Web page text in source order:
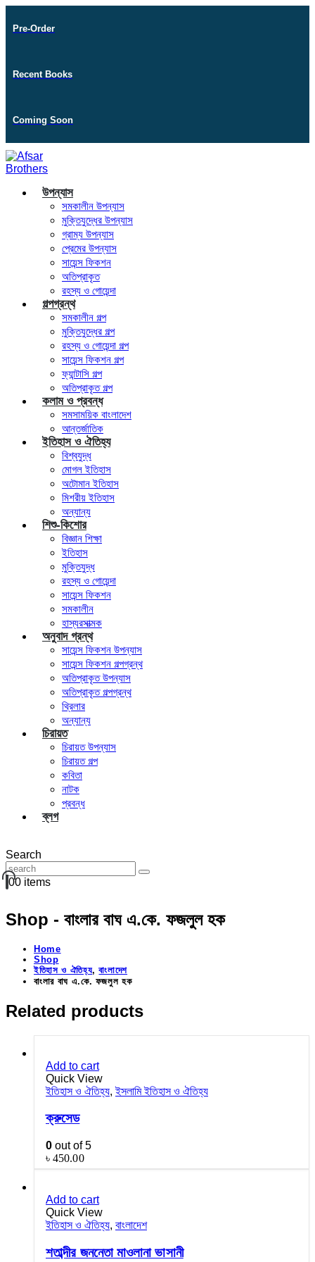
Pre-Order
Recent Books
Coming Soon
উপন্যাস
সমকালীন উপন্যাস
মুক্তিযুদ্ধের উপন্যাস
গ্রাম্য উপন্যাস
প্রেমের উপন্যাস
সায়েন্স ফিকশন
অতিপ্রাকৃত
রহস্য ও গোয়েন্দা
গল্পগ্রন্থ
সমকালীন গল্প
মুক্তিযুদ্ধের গল্প
রহস্য ও গোয়েন্দা গল্প
সায়েন্স ফিকশন গল্প
ফ্যান্টাসি গল্প
অতিপ্রাকৃত গল্প
কলাম ও প্রবন্ধ
সমসাময়িক বাংলাদেশ
আন্তর্জাতিক
ইতিহাস ও ঐতিহ্য
বিশ্বযুদ্ধ
মোগল ইতিহাস
অটোমান ইতিহাস
মিশরীয় ইতিহাস
অন্যান্য
শিশু-কিশোর
বিজ্ঞান শিক্ষা
ইতিহাস
মুক্তিযুদ্ধ
রহস্য ও গোয়েন্দা
সায়েন্স ফিকশন
সমকালীন
হাস্যরসাত্মক
অনুবাদ গ্রন্থ
সায়েন্স ফিকশন উপন্যাস
সায়েন্স ফিকশন গল্পগ্রন্থ
অতিপ্রাকৃত উপন্যাস
অতিপ্রাকৃত গল্পগ্রন্থ
থ্রিলার
অন্যান্য
চিরায়ত
চিরায়ত উপন্যাস
চিরায়ত গল্প
কবিতা
নাটক
প্রবন্ধ
ব্লগ
Search
00 items
Shop - বাংলার বাঘ এ.কে. ফজলুল হক
Home
Shop
ইতিহাস ও ঐতিহ্য,বাংলাদেশ
বাংলার বাঘ এ.কে. ফজলুল হক
Related products
Add to cart
Quick View
ইতিহাস ও ঐতিহ্য,ইসলামি ইতিহাস ও ঐতিহ্য
ক্রুসেড
0 out of 5
৳450.00
Add to cart
Quick View
ইতিহাস ও ঐতিহ্য, বাংলাদেশ
শতাব্দীর জননেতা মাওলানা ভাসানী